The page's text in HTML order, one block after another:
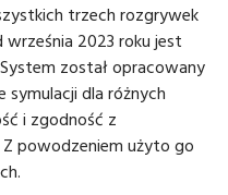
trzech rozgrywek
2023 roku jest
został opracowany
dla różnych
i zgodność z
powodzeniem użyto go